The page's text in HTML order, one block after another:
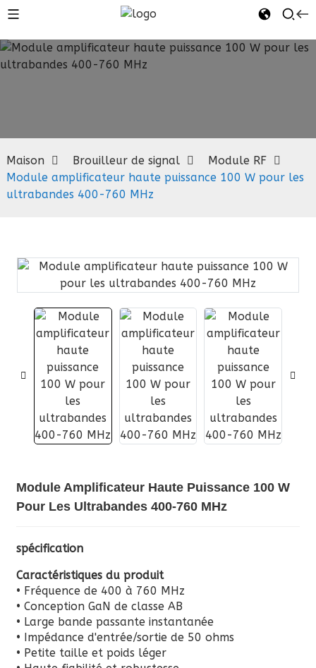
Maison Brouilleur de signal
Module RF
Module amplificateur haute puissance 100 W pour les
ultrabandes 400-760 MHz
Module Amplificateur Haute Puissance 100 W
Pour Les Ultrabandes 400-760 MHz
spécification
Caractéristiques du produit
• Fréquence de 400 à 760 MHz
• Conception GaN de classe AB
• Large bande passante instantanée
• Impédance d'entrée/sortie de 50 ohms
• Petite taille et poids léger